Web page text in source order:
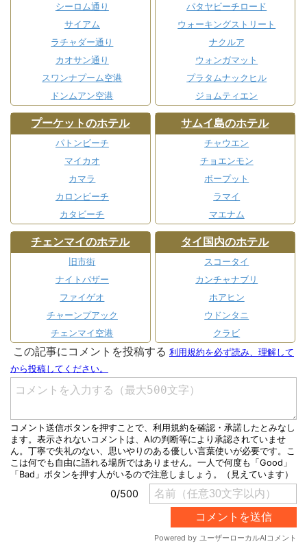
シーロム通り
サイアム
ラチャダー通り
カオサン通り
スワンナプーム空港
ドンムアン空港
パタヤビーチロード
ウォーキングストリート
ナクルア
ウォンガマット
プラタムナックヒル
ジョムティエン
プーケットのホテル
パトンビーチ
マイカオ
カマラ
カロンビーチ
カタビーチ
サムイ島のホテル
チャウエン
チョエンモン
ボープット
ラマイ
マエナム
チェンマイのホテル
旧市街
ナイトバザー
ファイゲオ
チャーンプアック
チェンマイ空港
タイ国内のホテル
スコータイ
カンチャナブリ
ホアヒン
ウドンタニ
クラビ